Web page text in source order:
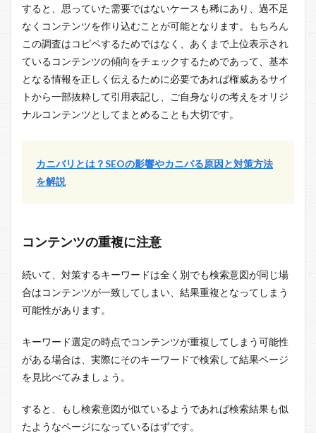
すると、思っていた需要ではないケースも稀にあり、過不足
なくコンテンツを作り込むことが可能となります。もちろん
この調査はコピペするためではなく、あくまで上位表示され
ているコンテンツの傾向をチェックするためであって、基本
となる情報を正しく伝えるために必要であれば権威あるサイ
トから一部抜粋して引用表記し、ご自身なりの考えをオリジ
ナルコンテンツとしてまとめることも大切です。
カニバリとは？SEOの影響やカニバる原因と対策方法
を解説
コンテンツの重複に注意
続いて、対策するキーワードは全く別でも検索意図が同じ場
合はコンテンツが一致してしまい、結果重複となってしまう
可能性があります。
キーワード選定の時点でコンテンツが重複してしまう可能性
がある場合は、実際にそのキーワードで検索して結果ページ
を見比べてみましょう。
すると、もし検索意図が似ているようであれば検索結果も似
たようなページになっているはずです。